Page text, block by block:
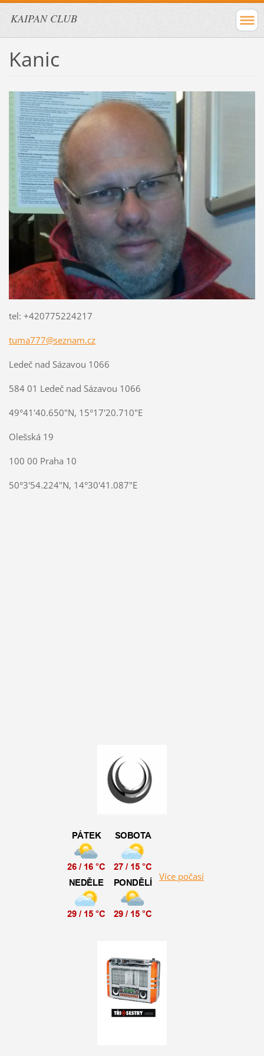
KAIPAN CLUB
Kanic
tel: +420775224217
tuma777@seznam.cz
Ledeč nad Sázavou 1066
584 01 Ledeč nad Sázavou 1066
49°41'40.650"N, 15°17'20.710"E
Olešská 19
100 00 Praha 10
50°3'54.224"N, 14°30'41.087"E
Více počasí